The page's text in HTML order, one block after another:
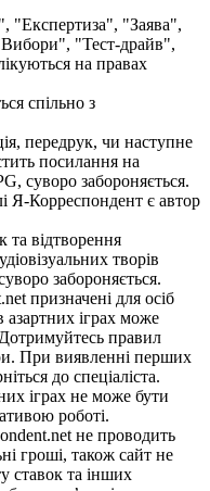
"Експертиза", "Заява",
"Тест-драйв",
на правах
спільно з
передрук, чи наступне
посилання на
суворо забороняється.
Я-Корреспондент є автор
та відтворення
творів
забороняється.
призначені для осіб
іграх може
правил
При виявленні перших
до спеціаліста.
іграх не може бути
роботі.
не проводить
гроші, також сайт не
ставок та інших